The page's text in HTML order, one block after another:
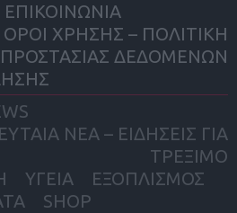
ΕΠΙΚΟΙΝΩΝΙΑ
ΟΡΟΙ ΧΡΗΣΗΣ – ΠΟΛΙΤΙΚΗ
ΠΡΟΣΤΑΣΙΑΣ ΔΕΔΟΜΕΝΩΝ
ΝΕΑ – ΕΙΔΗΣΕΙΣ ΓΙΑ
ΤΡΕΞΙΜΟ
ΥΓΕΙΑ
ΕΞΟΠΛΙΣΜΟΣ
SHOP